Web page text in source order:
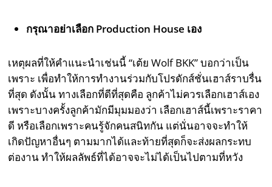
กรุณาอย่าเลือก Production House เอง
เหตุผลที่ให้คำแนะนำเช่นนี้ “เต้ย Wolf BKK” บอกว่าเป็น
เพราะ เพื่อทำให้การทำงานร่วมกับโปรดักส์ชั่นเฮาส์ราบรื่น
ที่สุด ดังนั้น ทางเลือกที่ดีที่สุดคือ ลูกค้าไม่ควรเลือกเฮาส์เอง
เพราะบางครั้งลูกค้ามักมีมุมมองว่า เลือกเฮาส์นี้เพราะราคา
ดี หรือเลือกเพราะคนรู้จักคนสนิทกัน แต่นั่นอาจจะทำให้
เกิดปัญหาอื่นๆ ตามมากได้และท้ายที่สุดก็จะส่งผลกระทบ
ต่องาน ทำให้ผลลัพธ์ที่ได้อาจจะไม่ได้เป็นไปตามที่หวัง